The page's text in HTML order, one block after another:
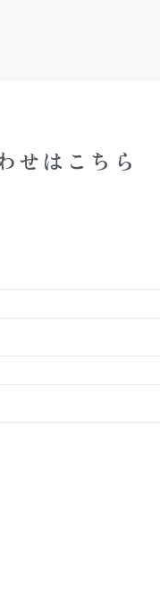
せはこちら